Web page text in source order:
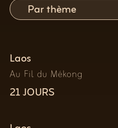
Laos
Au Fil du Mékong
21 JOURS